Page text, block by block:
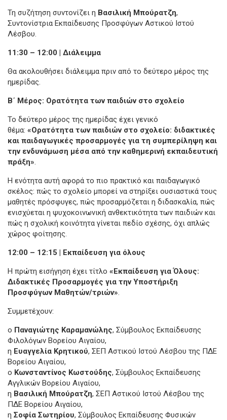
Τη συζήτηση συντονίζει η Βασιλική Μπούρατζη,
Συντονίστρια Εκπαίδευσης Προσφύγων Αστικού Ιστού
Λέσβου.
11:30 – 12:00 | Διάλειμμα
Θα ακολουθήσει διάλειμμα πριν από το δεύτερο μέρος της
ημερίδας.
Β΄ Μέρος: Ορατότητα των παιδιών στο σχολείο
Το δεύτερο μέρος της ημερίδας έχει γενικό
θέμα: «Ορατότητα των παιδιών στο σχολείο: διδακτικές
και παιδαγωγικές προσαρμογές για τη συμπερίληψη και
την ενδυνάμωση μέσα από την καθημερινή εκπαιδευτική
πράξη»
Η ενότητα αυτή αφορά το πιο πρακτικό και παιδαγωγικό
σκέλος: πώς το σχολείο μπορεί να στηρίξει ουσιαστικά τους
μαθητές πρόσφυγες, πώς προσαρμόζεται η διδασκαλία, πώς
ενισχύεται η ψυχοκοινωνική ανθεκτικότητα των παιδιών και
πώς η σχολική κοινότητα γίνεται πεδίο σχέσης, όχι απλώς
χώρος φοίτησης.
12:00 – 12:15 | Εκπαίδευση για όλους
Η πρώτη εισήγηση έχει τίτλο «Εκπαίδευση για Όλους:
Διδακτικές Προσαρμογές για την Υποστήριξη
Προσφύγων Μαθητών/τριών»
Συμμετέχουν:
ο Παναγιώτης Καραμανώλης, Σύμβουλος Εκπαίδευσης
Φιλολόγων Βορείου Αιγαίου,
η Ευαγγελία Κρητικού, ΣΕΠ Αστικού Ιστού Λέσβου της ΠΔΕ
Βορείου Αιγαίου,
ο Κωνσταντίνος Κωστούδης, Σύμβουλος Εκπαίδευσης
Αγγλικών Βορείου Αιγαίου,
η Βασιλική Μπούρατζη, ΣΕΠ Αστικού Ιστού Λέσβου της
ΠΔΕ Βορείου Αιγαίου,
η Σοφία Σωτηρίου, Σύμβουλος Εκπαίδευσης Φυσικών